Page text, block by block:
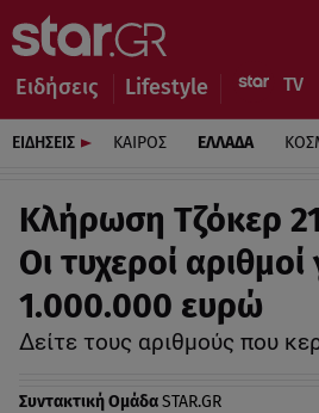
Ειδήσεις Lifestyle
ΕΙΔΗΣΕΙΣ ΚΑΙΡΟΣ ΕΛΛΑΔΑ
Κλήρωση Τζόκερ
Οι τυχεροί αριθμοί
1.000.000 ευρώ
Δείτε τους αριθμούς που
Συντακτική ΟμάδαSTAR.GR